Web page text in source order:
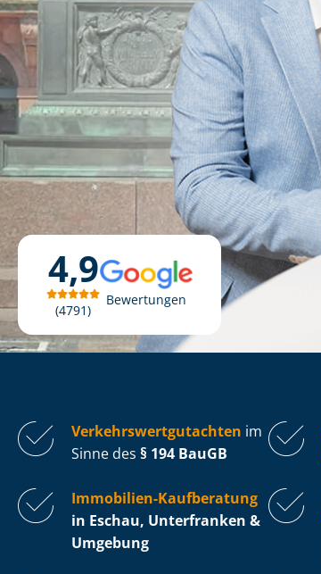
4,9
4791
Bewertungen
Ver­kehrs­wert­gut­ach­ten im
Sinne des § 194 BauGB
Immobilien-Kaufberatung
in Eschau, Unterfranken &
Umgebung